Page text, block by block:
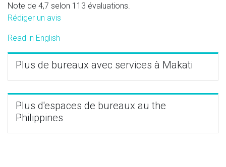
Note de 4,7 selon 113 évaluations.
Rédiger un avis
Read in English
Plus de bureaux avec services à Makati
Plus d'espaces de bureaux au the
Philippines